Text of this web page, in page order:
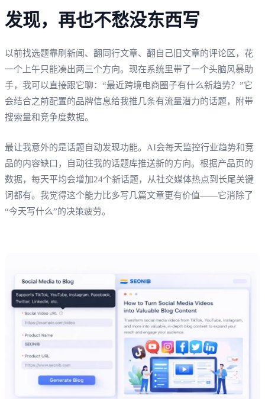
发现，再也不愁没东西写
以前找选题靠刷新闻、翻同行文章、翻自己旧文章的评论区，花
一个上午只能凑出两三个方向。现在系统里带了一个头脑风暴助
手，我可以直接跟它聊：“最近跨境电商圈子有什么新趋势？”它
会结合之前配置的品牌信息给我推几条有流量潜力的话题，附带
搜索量和竞争度数据。
最让我意外的是话题自动发现功能。AI会每天监控行业趋势和竞
品的内容缺口，自动往我的话题库推送新的方向。根据产品页的
数据，每天平均会增加24个新话题，从社交媒体热点到长尾关键
词都有。我觉得这个能力比多写几篇文章更有价值——它消除了
“今天写什么”的决策疲劳。